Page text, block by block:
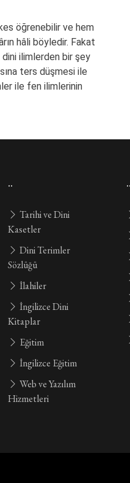
öğrenebilir ve hem
hâli böyledir. Fakat
ilimlerden bir şey
ters düşmesi ile
ile fen ilimlerinin
..
Tarihi ve Dini
Kasetler
Dini Terimler
Sözlüğü
İlahiler
İngilizce Dini
Kitaplar
Eğitim
İngilizce Eğitim
Web ve Yazılım
Hizmetleri